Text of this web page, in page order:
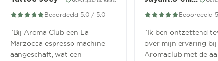
Beoordeeld 5.0 / 5.0
“Bij Aroma Club een La
Marzocca espresso machine
aangeschaft, wat een
Beoordeeld
“Ik ben ontzettend
over mijn ervaring bij
Aromaclub met de